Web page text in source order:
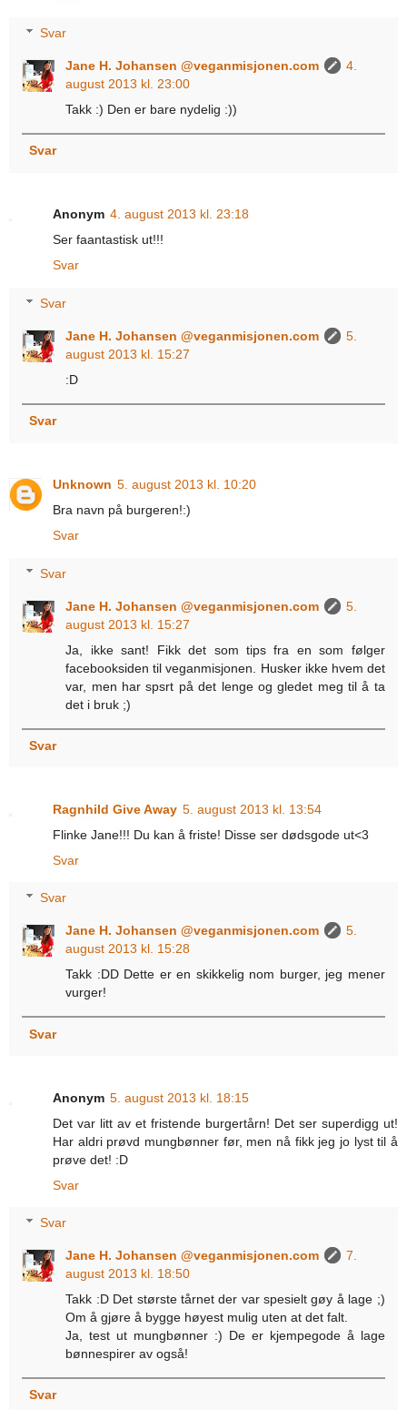
Svar
Jane H. Johansen @veganmisjonen.com
4.
august 2013 kl. 23:00
Takk :) Den er bare nydelig :))
Svar
Anonym 4. august 2013 kl. 23:18
Ser faantastisk ut!!!
Svar
Svar
Jane H. Johansen @veganmisjonen.com
5.
august 2013 kl. 15:27
:D
Svar
Unknown 5. august 2013 kl. 10:20
Bra navn på burgeren!:)
Svar
Svar
Jane H. Johansen @veganmisjonen.com
5.
august 2013 kl. 15:27
Ja, ikke sant! Fikk det som tips fra en som følger
facebooksiden til veganmisjonen. Husker ikke hvem det
var, men har spsrt på det lenge og gledet meg til å ta
det i bruk ;)
Svar
Ragnhild Give Away 5. august 2013 kl. 13:54
Flinke Jane!!! Du kan å friste! Disse ser dødsgode ut<3
Svar
Svar
Jane H. Johansen @veganmisjonen.com
5.
august 2013 kl. 15:28
Takk :DD Dette er en skikkelig nom burger, jeg mener
vurger!
Svar
Anonym 5. august 2013 kl. 18:15
Det var litt av et fristende burgertårn! Det ser superdigg ut!
Har aldri prøvd mungbønner før, men nå fikk jeg jo lyst til å
prøve det! :D
Svar
Svar
Jane H. Johansen @veganmisjonen.com
7.
august 2013 kl. 18:50
Takk :D Det største tårnet der var spesielt gøy å lage ;)
Om å gjøre å bygge høyest mulig uten at det falt.
Ja, test ut mungbønner :) De er kjempegode å lage
bønnespirer av også!
Svar